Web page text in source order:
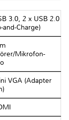
3.0, 2 x USB 2.0
and-Charge)
Mikrofon-
VGA (Adapter